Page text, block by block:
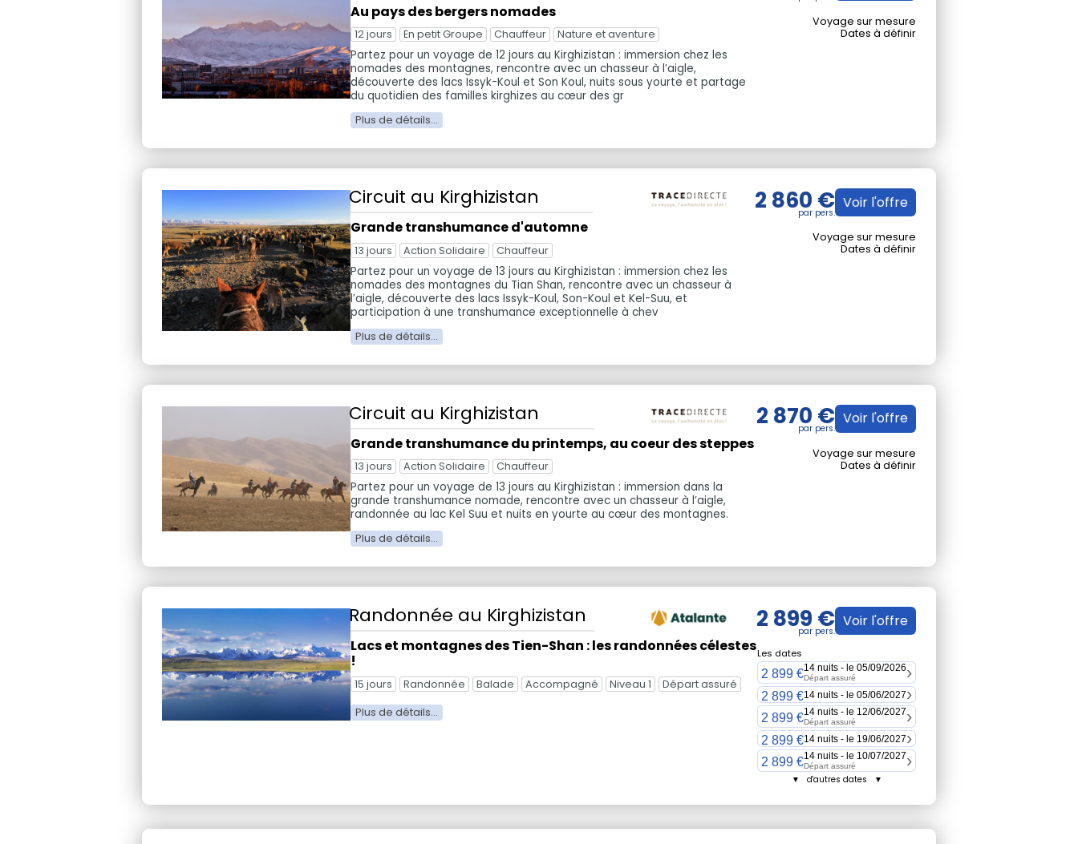
Au pays des bergers nomades
12 jours En petit Groupe Chauffeur Nature et aventure
Partez pour un voyage de 12 jours au Kirghizistan : immersion chez les
nomades des montagnes, rencontre avec un chasseur à l’aigle,
découverte des lacs Issyk-Koul et Son Koul, nuits sous yourte et partage
du quotidien des familles kirghizes au cœur des gr
Voyage sur mesure
Dates à définir
Circuit au Kirghizistan
Grande transhumance d'automne
13 jours Action Solidaire Chauffeur
Partez pour un voyage de 13 jours au Kirghizistan : immersion chez les
nomades des montagnes du Tian Shan, rencontre avec un chasseur à
l’aigle, découverte des lacs Issyk-Koul, Son-Koul et Kel-Suu, et
participation à une transhumance exceptionnelle à chev
2 860 € Voir l'offre
Voyage sur mesure
Dates à définir
Circuit au Kirghizistan
Grande transhumance du printemps, au coeur des steppes
13 jours Action Solidaire Chauffeur
Partez pour un voyage de 13 jours au Kirghizistan : immersion dans la
grande transhumance nomade, rencontre avec un chasseur à l’aigle,
randonnée au lac Kel Suu et nuits en yourte au cœur des montagnes.
2 870 € Voir l'offre
Voyage sur mesure
Dates à définir
Randonnée au Kirghizistan
Lacs et montagnes des Tien-Shan : les randonnées célestes
!
15 jours Randonnée Balade Accompagné Niveau 1 Départ assuré
2 899 € Voir l'offre
Les dates
2 899 €14 nuits - le 05/09/2026
Départ assuré
2 899 €14 nuits - le 05/06/2027
2 899 €14 nuits - le 12/06/2027
Départ assuré
2 899 €14 nuits - le 19/06/2027
2 899 €14 nuits - le 10/07/2027
Départ assuré
▼ d'autres dates ▼